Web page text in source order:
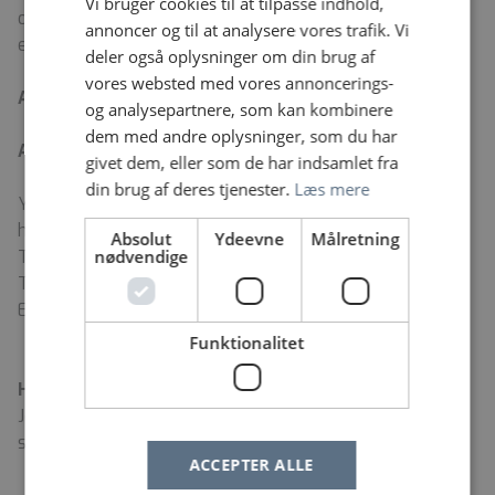
og/eller nefrologi. Uddannelsen tilrettelægges og
evalueres med udgangspunkt i de 7 lægeroller.
Ansøgningsfrist:
Ansættelsessamtaler: Forventes afholdt i uge 5–6
Yderligere oplysninger om stillingen kan fås ved
henvendelse til:
Thomas Guldager Lauridsen Cheflæge, Ph.d.
Tlf.: 97 66 37 20
E-mail:
t.lauridsen@rn.dk
Hvis du læser jobannoncen på Jobnet.dk
Jobbet kan i øjeblikket ikke søges via Jobnet. Vi henviser i
stedet til Region Nordjyllands side forledige jobs
annoncer og til at analysere vores trafik. Vi
deler også oplysninger om din brug af
vores websted med vores annoncerings-
og analysepartnere, som kan kombinere
dem med andre oplysninger, som du har
givet dem, eller som de har indsamlet fra
din brug af deres tjenester. Læs mere
Absolut
nødvendige
Ydeevne Målretning
Funktionalitet
ACCEPTER ALLE